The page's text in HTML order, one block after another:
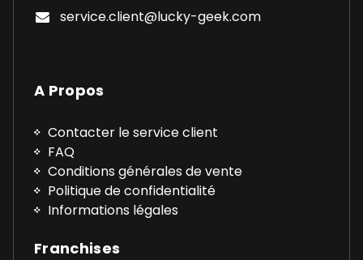
service.client@lucky-geek.com
A Propos
Contacter le service client
FAQ
Conditions générales de vente
Politique de confidentialité
Informations légales
Franchises